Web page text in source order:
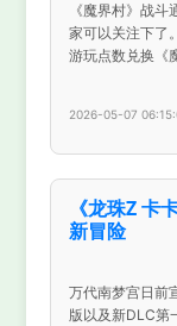
《魔界村》战
家可以关注下了
游玩点数兑换《
2026-05-07
《龙珠Z 卡
新冒险
万代南梦宫日前
版以及新DLC第